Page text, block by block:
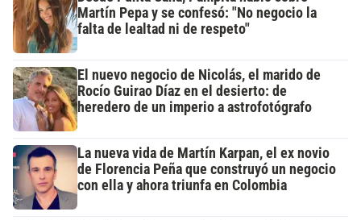
Martín Pepa y se confesó: "No negocio la
falta de lealtad ni de respeto"
El nuevo negocio de Nicolás, el marido de
Rocío Guirao Díaz en el desierto: de
heredero de un imperio a astrofotógrafo
La nueva vida de Martín Karpan, el ex novio
de Florencia Peña que construyó un negocio
con ella y ahora triunfa en Colombia